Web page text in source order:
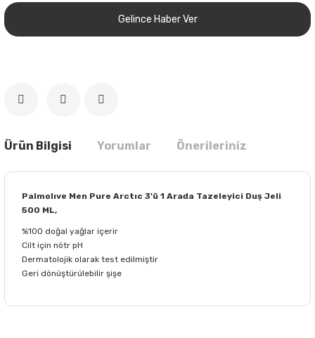
Gelince Haber Ver
Ürün Bilgisi Yorumlar Önerileriniz
Palmolıve Men Pure Arctıc 3'ü 1 Arada Tazeleyici Duş Jeli
500 ML,
%100 doğal yağlar içerir
Cilt için nötr pH
Dermatolojik olarak test edilmiştir
Geri dönüştürülebilir şişe